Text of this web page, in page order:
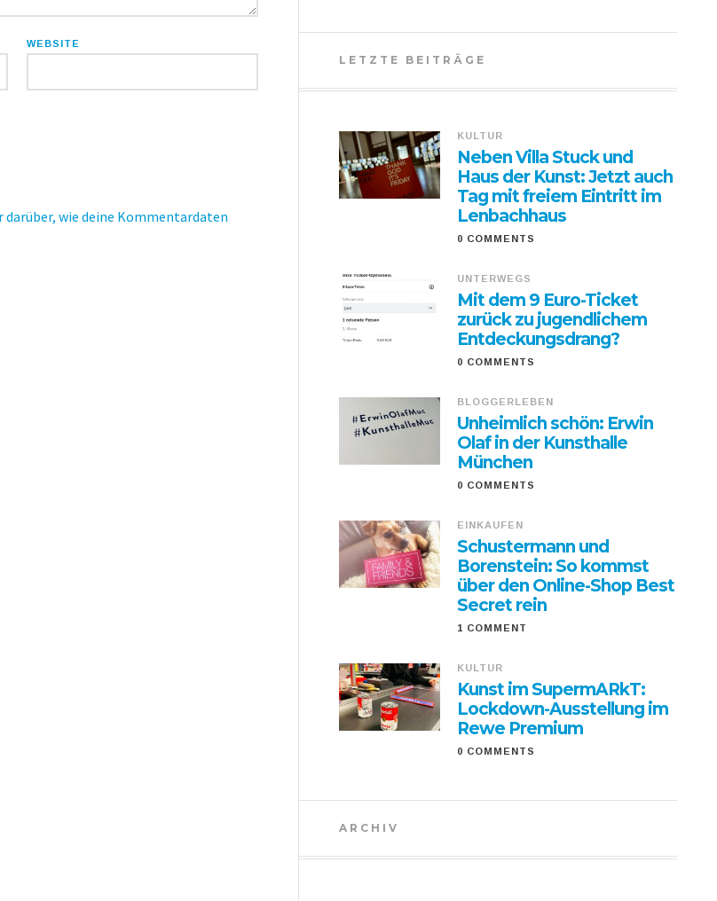
WEBSITE
darüber, wie deine Kommentardaten
LETZTE BEITRÄGE
KULTUR
Neben Villa Stuck und
Haus der Kunst: Jetzt auch
Tag mit freiem Eintritt im
Lenbachhaus
0 COMMENTS
UNTERWEGS
Mit dem 9 Euro-Ticket
zurück zu jugendlichem
Entdeckungsdrang?
0 COMMENTS
BLOGGERLEBEN
Unheimlich schön: Erwin
Olaf in der Kunsthalle
München
0 COMMENTS
EINKAUFEN
Schustermann und
Borenstein: So kommst
über den Online-Shop Best
Secret rein
1 COMMENT
KULTUR
Kunst im SupermARkT:
Lockdown-Ausstellung im
Rewe Premium
0 COMMENTS
ARCHIV